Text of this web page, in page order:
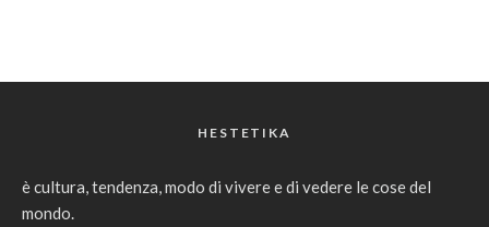
HESTETIKA
è cultura, tendenza, modo di vivere e di vedere le cose del
mondo.